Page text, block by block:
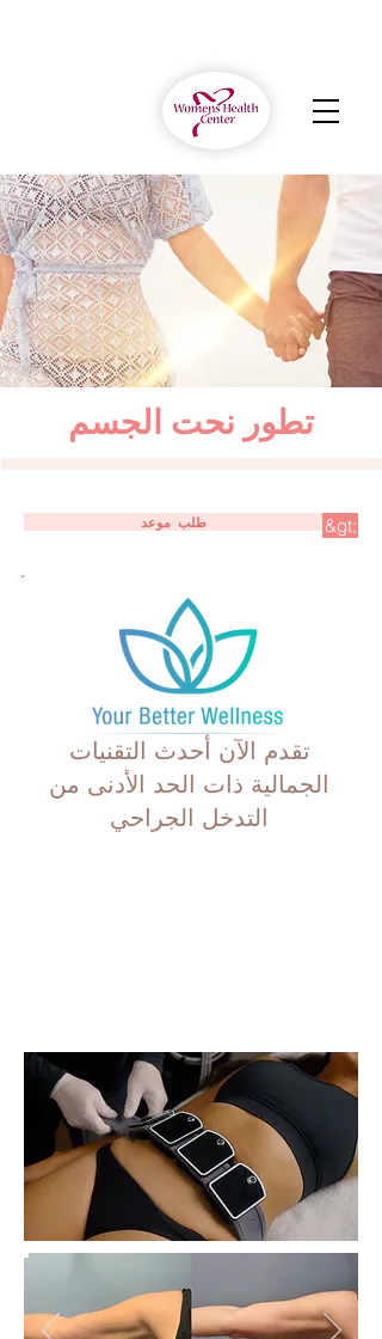
تطور نحت الجسم
طلب موعد &gt;
تقدم الآن أحدث التقنيات
الجمالية ذات الحد الأدنى من
التدخل الجراحي